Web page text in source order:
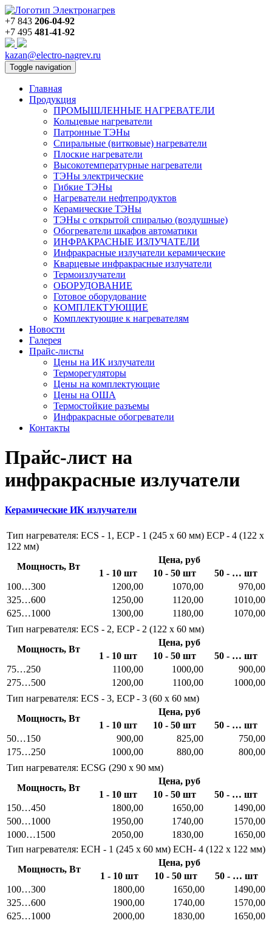
+7 843 206-04-92
+7 495 481-41-92
kazan@electro-nagrev.ru
Toggle navigation
Главная
Продукция
ПРОМЫШЛЕННЫЕ НАГРЕВАТЕЛИ
Кольцевые нагреватели
Патронные ТЭНы
Спиральные (витковые) нагреватели
Плоские нагреватели
Высокотемпературные нагреватели
ТЭНы электрические
Гибкие ТЭНы
Нагреватели нефтепродуктов
Керамические ТЭНы
ТЭНы с открытой спиралью (воздушные)
Обогреватели шкафов автоматики
ИНФРАКРАСНЫЕ ИЗЛУЧАТЕЛИ
Инфракрасные излучатели керамические
Кварцевые инфракрасные излучатели
Термоизлучатели
ОБОРУДОВАНИЕ
Готовое оборудование
КОМПЛЕКТУЮЩИЕ
Комплектующие к нагревателям
Новости
Галерея
Прайс-листы
Цены на ИК излучатели
Терморегуляторы
Цены на комплектующие
Цены на ОША
Термостойкие разъемы
Инфракрасные обогреватели
Контакты
Прайс-лист на
инфракрасные излучатели
Керамические ИК излучатели
Тип нагревателя: ECS - 1, ECP - 1 (245 x 60 мм) ECP - 4 (122 x
122 мм)
Мощность, Вт
Цена, руб
1 - 10 шт
10 - 50 шт
50 - … шт
100…300
1200,00 1070,00
970,00
325…600
1250,00 1120,00
1010,00
625…1000
1300,00 1180,00
1070,00
Тип нагревателя: ECS - 2, ECP - 2 (122 x 60 мм)
Мощность, Вт
Цена, руб
1 - 10 шт
10 - 50 шт
50 - … шт
75…250
1100,00 1000,00
900,00
275…500
1200,00 1100,00
1000,00
Тип нагревателя: ECS - 3, ECP - 3 (60 x 60 мм)
Мощность, Вт
Цена, руб
1 - 10 шт
10 - 50 шт
50 - … шт
50…150
900,00 825,00
750,00
175…250
1000,00 880,00
800,00
Тип нагревателя: ECSG (290 x 90 мм)
Мощность, Вт
Цена, руб
1 - 10 шт
10 - 50 шт
50 - … шт
150…450
1800,00 1650,00
1490,00
500…1000
1950,00 1740,00
1570,00
1000…1500
2050,00 1830,00
1650,00
Тип нагревателя: ECН - 1 (245 x 60 мм) ECН- 4 (122 x 122 мм)
Мощность, Вт
Цена, руб
1 - 10 шт
10 - 50 шт
50 - … шт
100…300
1800,00 1650,00
1490,00
325…600
1900,00 1740,00
1570,00
625…1000
2000,00 1830,00
1650,00